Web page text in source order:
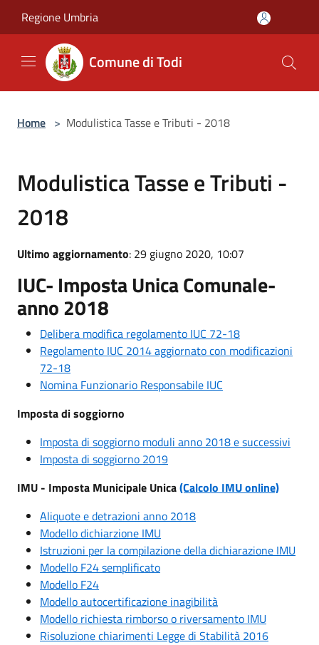
Regione Umbria
Comune di Todi
Home > Modulistica Tasse e Tributi - 2018
Modulistica Tasse e Tributi -
2018
Ultimo aggiornamento: 29 giugno 2020, 10:07
IUC- Imposta Unica Comunale-
anno 2018
Delibera modifica regolamento IUC 72-18
Regolamento IUC 2014 aggiornato con modificazioni
72-18
Nomina Funzionario Responsabile IUC
Imposta di soggiorno
Imposta di soggiorno moduli anno 2018 e successivi
Imposta di soggiorno 2019
IMU - Imposta Municipale Unica(Calcolo IMU online)
Aliquote e detrazioni anno 2018
Modello dichiarzione IMU
Istruzioni per la compilazione della dichiarazione IMU
Modello F24 semplificato
Modello F24
Modello autocertificazione inagibilità
Modello richiesta rimborso o riversamento IMU
Risoluzione chiarimenti Legge di Stabilità 2016